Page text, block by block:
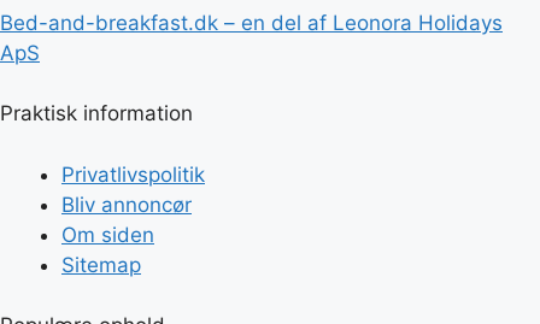
Bed-and-breakfast.dk – en del af Leonora Holidays
ApS
Praktisk information
Privatlivspolitik
Bliv annoncør
Om siden
Sitemap